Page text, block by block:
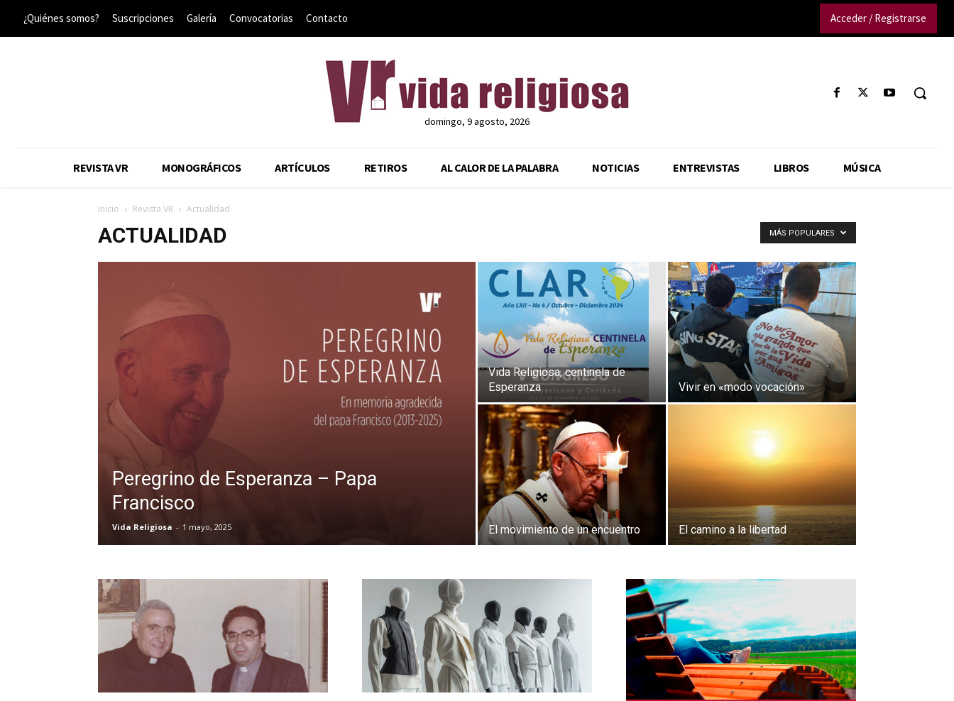
¿Quiénes somos? Suscripciones Galería Convocatorias Contacto Acceder / Registrarse
domingo, 9 agosto, 2026
REVISTA VR MONOGRÁFICOS ARTÍCULOS RETIROS AL CALOR DE LA PALABRA NOTICIAS ENTREVISTAS LIBROS MÚSICA
Inicio Revista VR Actualidad
ACTUALIDAD MÁS POPULARES
Peregrino de Esperanza – Papa
Francisco
Vida Religiosa - 1 mayo, 2025
Vida Religiosa, centinela de
Esperanza
Vivir en «modo vocación»
El movimiento de un encuentro El camino a la libertad